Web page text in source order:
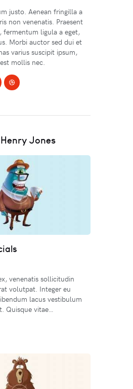
justo. Aenean fringilla a
non venenatis. Praesent
fermentum ligula a eget,
Morbi auctor sed dui et
varius suscipit ipsum,
mollis nec.
Jones
venenatis sollicitudin
volutpat. Integer eu
lacus vestibulum
Quisque vitae…